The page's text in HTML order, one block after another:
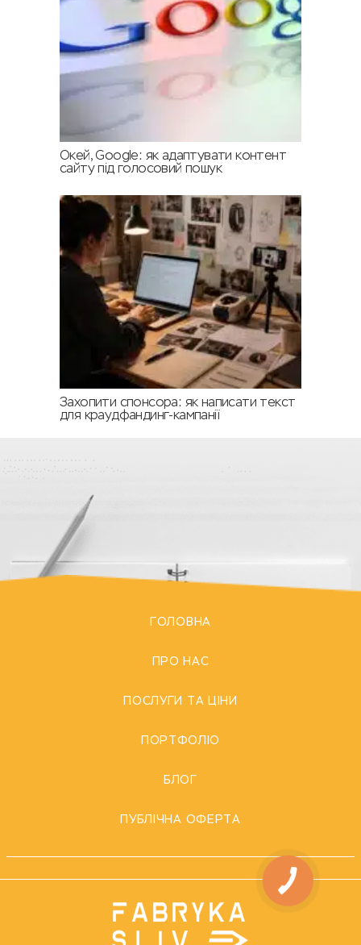
Окей, Google: як адаптувати контент
сайту під голосовий пошук
Захопити спонсора: як написати текст
для краудфандинг-кампанії
ГОЛОВНА
ПРО НАС
ПОСЛУГИ ТА ЦІНИ
ПОРТФОЛІО
БЛОГ
ПУБЛІЧНА ОФЕРТА